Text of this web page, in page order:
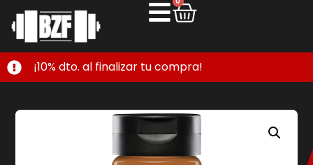
¡10% dto. al finalizar tu compra!